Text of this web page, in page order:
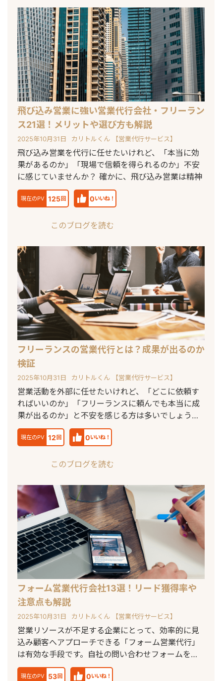
飛び込み営業に強い営業代行会社・フリーラン
ス21選！メリットや選び方も解説
2025年10月31日 カリトルくん 【営業代行サービス】
現在のPV 125 回 0いいね！
飛び込み営業を代行に任せたいけれど、「本当に効
果があるのか」「現場で信頼を得られるのか」不安
に感じていませんか？ 確かに、飛び込み営業は精神
このブログを読む
フリーランスの営業代行とは？成果が出るのか
検証
2025年10月31日 カリトルくん 【営業代行サービス】
現在のPV 12 回 0いいね！
営業活動を外部に任せたいけれど、「どこに依頼す
ればいいのか」「フリーランスに頼んでも本当に成
果が出るのか」と不安を感じる方は多いでしょう。
特
このブログを読む
フォーム営業代行会社13選！リード獲得率や
注意点も解説
2025年10月31日 カリトルくん 【営業代行サービス】
現在のPV 53 回 0いいね！
営業リソースが不足する企業にとって、効率的に見
込み顧客へアプローチできる「フォーム営業代行」
は有効な手段です。自社の問い合わせフォームを通
じ